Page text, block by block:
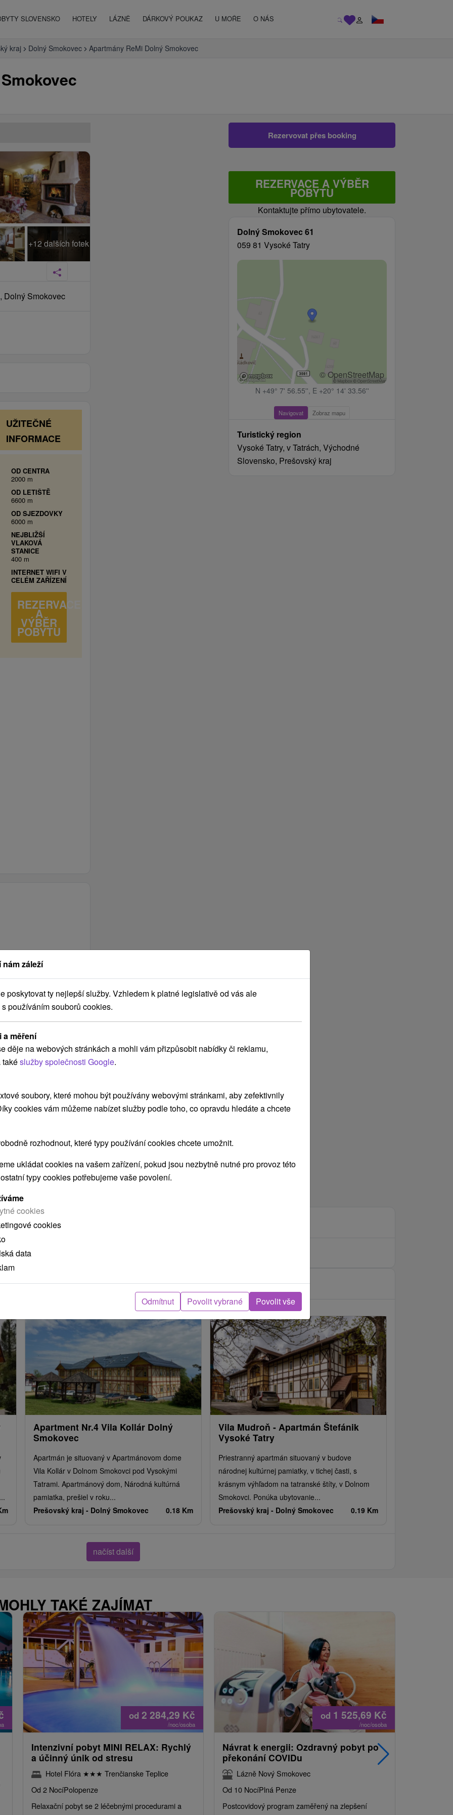
SLOVENSKO HOTELY LÁZNĚ DÁRKOVÝ POUKAZ U MOŘE O NÁS
kraj Dolný Smokovec Apartmány ReMi Dolný Smokovec
Rezervovat přes booking
REZERVACE A VÝBĚR
POBYTU
Kontaktujte přímo ubytovatele.
Dolný Smokovec 61
059 81 Vysoké Tatry
© OpenStreetMap
N +49° 7' 56.55'', E +20° 14' 33.56''
Navigovat Zobraz mapu
Turistický region
Vysoké Tatry, v Tatrách, Východné
Slovensko, Prešovský kraj
+12 dalších fotek
Dolný Smokovec
UŽITEČNÉ
INFORMACE
OD CENTRA
2000 m
OD LETIŠTĚ
6600 m
OD SJEZDOVKY
6000 m
NEJBLIŽŠÍ
VLAKOVÁ
STANICE
400 m
INTERNET WIFI V
CELÉM ZAŘÍZENÍ
REZERVACE
A
VÝBĚR
POBYTU
POKRAČOVAT
skutečná délka cesty může být jiná.
nacházejí v blízkosti?
Apartment Nr.4 Vila Kollár Dolný
Smokovec
Apartmán je situovaný v Apartmánovom dome
Vila Kollár v Dolnom Smokovci pod Vysokými
Tatrami. Apartmánový dom, Národná kultúrná
pamiatka, prešiel v roku...
Prešovský kraj - Dolný Smokovec 0.18 Km
Vila Mudroň - Apartmán Štefánik
Vysoké Tatry
Priestranný apartmán situovaný v budove
národnej kultúrnej pamiatky, v tichej časti, s
krásnym výhľadom na tatranské štíty, v Dolnom
Smokovci. Ponúka ubytovanie...
Prešovský kraj - Dolný Smokovec 0.19 Km
načíst další
TAKÉ ZAJÍMAT
od 2 284,29 Kč
/noc/osoba
Intenzivní pobyt MINI RELAX: Rychlý
a účinný únik od stresu
Hotel Flóra ★★★ Trenčianske Teplice
Od 2 NocíPolopenze
Relaxační pobyt se 2 léčebnými procedurami a
od 1 525,69 Kč
/noc/osoba
Návrat k energii: Ozdravný pobyt po
překonání COVIDu
Lázně Nový Smokovec
Od 10 NocíPlná Penze
Postcovidový program zaměřený na zlepšení
záleží
poskytovat ty nejlepší služby. Vzhledem k platné legislativě od vás ale
používáním souborů cookies.
a měření
děje na webových stránkách a mohli vám přizpůsobit nabídky či reklamu,
takéslužby společnosti Google.
soubory, které mohou být používány webovými stránkami, aby zefektivnily
cookies vám můžeme nabízet služby podle toho, co opravdu hledáte a chcete
rozhodnout, které typy používání cookies chcete umožnit.
ukládat cookies na vašem zařízení, pokud jsou nezbytně nutné pro provoz této
typy cookies potřebujeme vaše povolení.
cookies
cookies
data
Odmítnut Povolit vybrané Povolit vše